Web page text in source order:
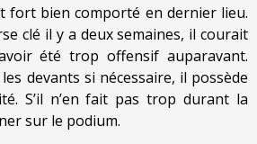
fort bien comporté en dernier lieu.
clé il y a deux semaines, il courait
été trop offensif auparavant.
devants si nécessaire, il possède
S’il n’en fait pas trop durant la
sur le podium.